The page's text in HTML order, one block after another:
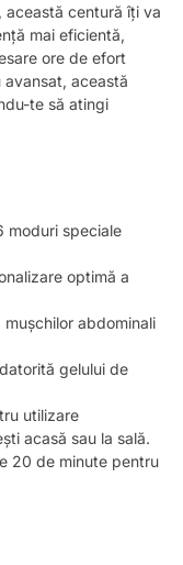
această centură îți va
mai eficientă,
ore de efort
această
te să atingi
moduri speciale
optimă a
abdominali
gelului de
utilizare
acasă sau la sală.
20 de minute pentru